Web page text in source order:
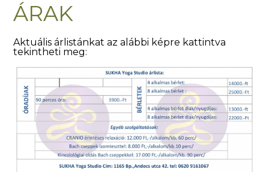
ÁRAK
Aktuális árlistánkat az alábbi képre kattintva
tekintheti meg: